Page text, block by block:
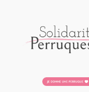
contenu